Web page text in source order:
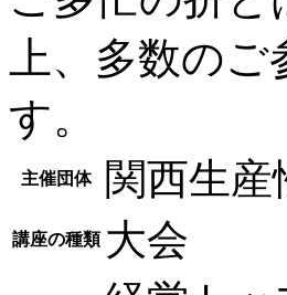
上、多数の
す。
主催団体 関西生産
講座の種類 大会